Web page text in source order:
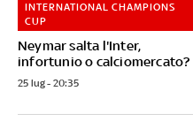
Neymar salta l'Inter,
infortunio o calciomercato?
INTERNATIONAL CHAMPIONS
CUP
25 lug - 20:35